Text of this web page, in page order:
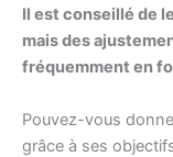
Il est conseillé de
mais des
fréquemment en
Pouvez-vous
grâce à ses